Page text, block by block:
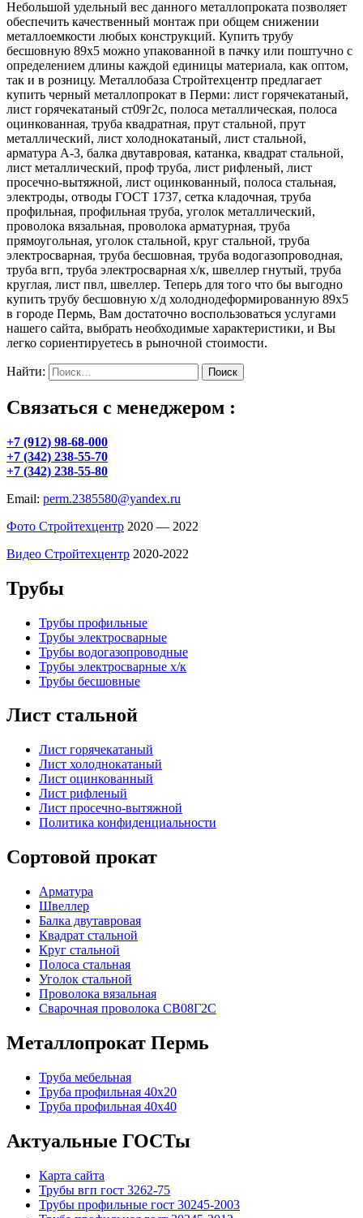
Небольшой удельный вес данного металлопроката позволяет
обеспечить качественный монтаж при общем снижении
металлоемкости любых конструкций. Купить трубу
бесшовную 89х5 можно упакованной в пачку или поштучно с
определением длины каждой единицы материала, как оптом,
так и в розницу. Металлобаза Стройтехцентр предлагает
купить черный металлопрокат в Перми: лист горячекатаный,
лист горячекатаный ст09г2с, полоса металлическая, полоса
оцинкованная, труба квадратная, прут стальной, прут
металлический, лист холоднокатаный, лист стальной,
арматура А-3, балка двутавровая, катанка, квадрат стальной,
лист металлический, проф труба, лист рифленый, лист
просечно-вытяжной, лист оцинкованный, полоса стальная,
электроды, отводы ГОСТ 1737, сетка кладочная, труба
профильная, профильная труба, уголок металлический,
проволока вязальная, проволока арматурная, труба
прямоугольная, уголок стальной, круг стальной, труба
электросварная, труба бесшовная, труба водогазопроводная,
труба вгп, труба электросварная х/к, швеллер гнутый, труба
круглая, лист пвл, швеллер. Теперь для того что бы выгодно
купить трубу бесшовную х/д холоднодеформированную 89х5
в городе Пермь, Вам достаточно воспользоваться услугами
нашего сайта, выбрать необходимые характеристики, и Вы
легко сориентируетесь в рыночной стоимости.
Найти:
Связаться с менеджером :
+7 (912) 98-68-000
+7 (342) 238-55-70
+7 (342) 238-55-80
Email: perm.2385580@yandex.ru
Фото Стройтехцентр 2020 — 2022
Видео Стройтехцентр 2020-2022
Трубы
Трубы профильные
Трубы электросварные
Трубы водогазопроводные
Трубы электросварные х/к
Трубы бесшовные
Лист стальной
Лист горячекатаный
Лист холоднокатаный
Лист оцинкованный
Лист рифленый
Лист просечно-вытяжной
Политика конфиденциальности
Сортовой прокат
Арматура
Швеллер
Балка двутавровая
Квадрат стальной
Круг стальной
Полоса стальная
Уголок стальной
Проволока вязальная
Сварочная проволока СВ08Г2С
Металлопрокат Пермь
Труба мебельная
Труба профильная 40х20
Труба профильная 40х40
Актуальные ГОСТы
Карта сайта
Трубы вгп гост 3262-75
Трубы профильные гост 30245-2003